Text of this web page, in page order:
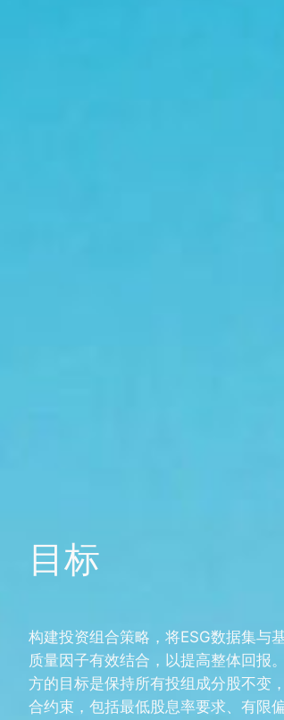
目标
构建投资组合策略，将ESG数据集与
质量因子有效结合，以提高整体回报
方的目标是保持所有投组成分股不变
合约束，包括最低股息率要求、有限